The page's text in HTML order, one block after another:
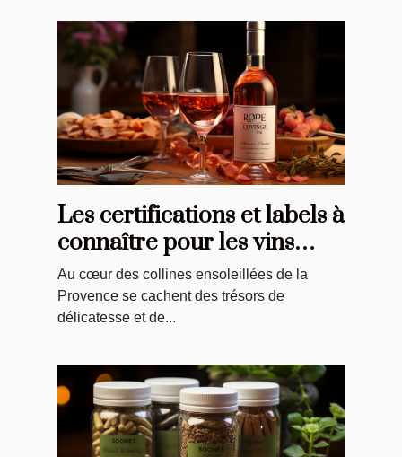
Les certifications et labels à
connaître pour les vins
rosés de Provence
Au cœur des collines ensoleillées de la
Provence se cachent des trésors de
délicatesse et de...